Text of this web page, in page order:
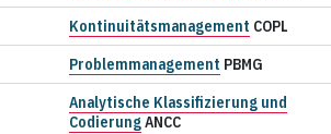
Kontinuitätsmanagement COPL
Problemmanagement PBMG
Analytische Klassifizierung und
CodierungANCC